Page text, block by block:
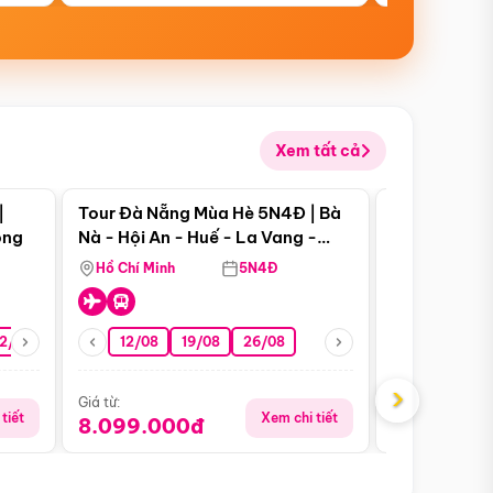
Xem tất cả
08 26/08 05/09 09/09 12/09
tiết
Điểm nổi bật
Tour Đà Nẵng Mùa Hè 5N4Đ | Bà
Nà - Hội An - Huế - La Vang -
Động Thiên Đường
Hồ Chí Minh 5N4Đ
12/08 19/08 26/08
Giá từ:
8.099.000đ Xem chi tiết
Giá từ:
›